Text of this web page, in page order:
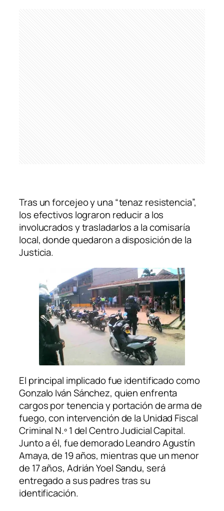
Tras un forcejeo y una “tenaz resistencia”,
los efectivos lograron reducir a los
involucrados y trasladarlos a la comisaría
local, donde quedaron a disposición de la
Justicia.
El principal implicado fue identificado como
Gonzalo Iván Sánchez, quien enfrenta
cargos por tenencia y portación de arma de
fuego, con intervención de la Unidad Fiscal
Criminal N.º 1 del Centro Judicial Capital.
Junto a él, fue demorado Leandro Agustín
Amaya, de 19 años, mientras que un menor
de 17 años, Adrián Yoel Sandu, será
entregado a sus padres tras su
identificación.